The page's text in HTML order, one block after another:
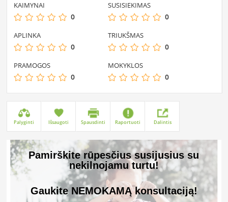
KAIMYNAI
0
SUSISIEKIMAS
0
APLINKA
0
TRIUKŠMAS
0
PRAMOGOS
0
MOKYKLOS
0
Palyginti Išsaugoti Spausdinti Raportuoti Dalintis
Pamirškite rūpesčius susijusius su
nekilnojamu turtu!
Gaukite NEMOKAMĄ konsultaciją!